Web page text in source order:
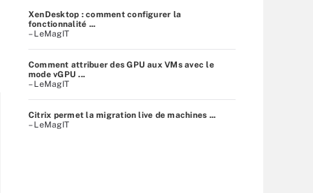
XenDesktop : comment configurer la
fonctionnalité ...
– LeMagIT
Comment attribuer des GPU aux VMs avec le
mode vGPU ...
– LeMagIT
Citrix permet la migration live de machines ...
– LeMagIT